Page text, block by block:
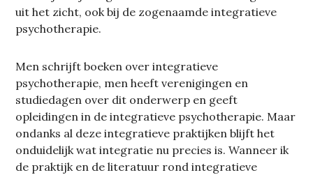
uit het zicht, ook bij de zogenaamde integratieve
psychotherapie.
Men schrijft boeken over integratieve
psychotherapie, men heeft verenigingen en
studiedagen over dit onderwerp en geeft
opleidingen in de integratieve psychotherapie. Maar
ondanks al deze integratieve praktijken blijft het
onduidelijk wat integratie nu precies is. Wanneer ik
de praktijk en de literatuur rond integratieve